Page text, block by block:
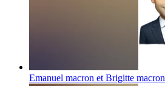
Emanuel macron et Brigitte macron